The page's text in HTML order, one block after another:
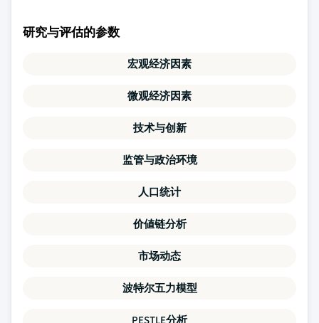
研究与评估的参数
宏观经济因素
微观经济因素
技术与创新
监管与政治环境
人口统计
价値链分析
市场动态
波特尔五力模型
PESTLE分析